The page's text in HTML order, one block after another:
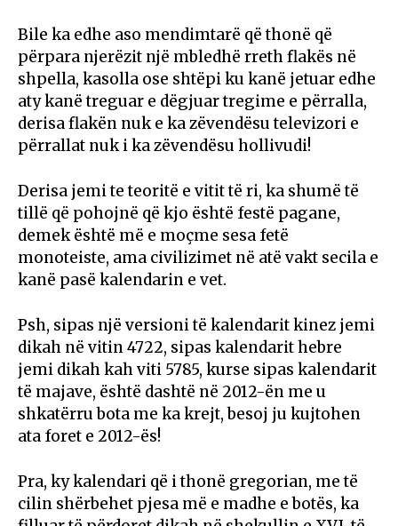
Bile ka edhe aso mendimtarë që thonë që
përpara njerëzit një mbledhë rreth flakës në
shpella, kasolla ose shtëpi ku kanë jetuar edhe
aty kanë treguar e dëgjuar tregime e përralla,
derisa flakën nuk e ka zëvendësu televizori e
përrallat nuk i ka zëvendësu hollivudi!
Derisa jemi te teoritë e vitit të ri, ka shumë të
tillë që pohojnë që kjo është festë pagane,
demek është më e moçme sesa fetë
monoteiste, ama civilizimet në atë vakt secila e
kanë pasë kalendarin e vet.
Psh, sipas një versioni të kalendarit kinez jemi
dikah në vitin 4722, sipas kalendarit hebre
jemi dikah kah viti 5785, kurse sipas kalendarit
të majave, është dashtë në 2012-ën me u
shkatërru bota me ka krejt, besoj ju kujtohen
ata foret e 2012-ës!
Pra, ky kalendari që i thonë gregorian, me të
cilin shërbehet pjesa më e madhe e botës, ka